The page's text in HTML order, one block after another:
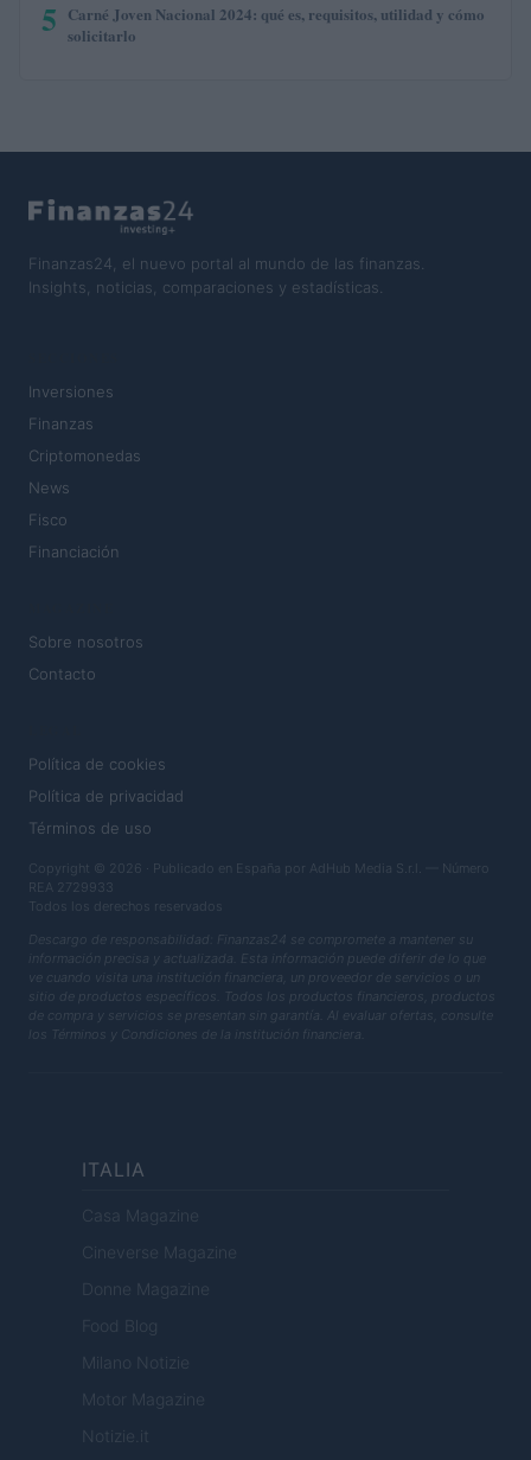
5 Carné Joven Nacional 2024: qué es, requisitos, utilidad y cómo
solicitarlo
Finanzas24, el nuevo portal al mundo de las finanzas.
Insights, noticias, comparaciones y estadísticas.
Inversiones
Finanzas
Criptomonedas
News
Fisco
Financiación
Sobre nosotros
Contacto
Política de cookies
Política de privacidad
Términos de uso
Copyright © 2026 · Publicado en España por AdHub Media S.r.l. — Número
REA 2729933
Todos los derechos reservados
Descargo de responsabilidad: Finanzas24 se compromete a mantener su
información precisa y actualizada. Esta información puede diferir de lo que
ve cuando visita una institución financiera, un proveedor de servicios o un
sitio de productos específicos. Todos los productos financieros, productos
de compra y servicios se presentan sin garantía. Al evaluar ofertas, consulte
los Términos y Condiciones de la institución financiera.
ITALIA
Casa Magazine
Cineverse Magazine
Donne Magazine
Food Blog
Milano Notizie
Motor Magazine
Notizie.it